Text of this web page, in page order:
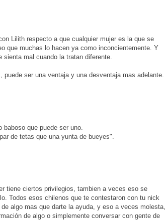
Lilith respecto a que cualquier mujer es la que se
que muchas lo hacen ya como inconcientemente. Y
sienta mal cuando la tratan diferente.
puede ser una ventaja y una desventaja mas adelante.
que puede ser uno.
de tetas que una yunta de bueyes".
tiene ciertos privilegios, tambien a veces eso se
Todos esos chilenos que te contestaron con tu nick
algo mas que darte la ayuda, y eso a veces molesta,
de algo o simplemente conversar con gente de